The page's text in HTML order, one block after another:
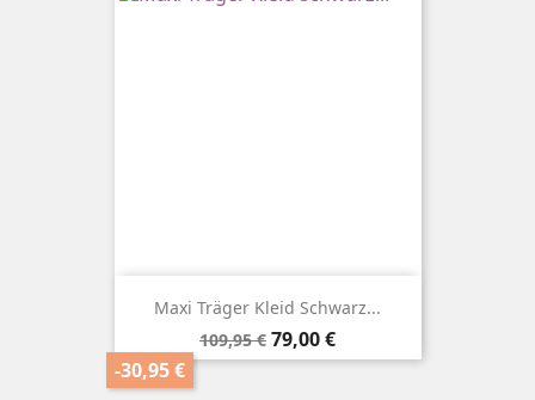
Maxi Träger Kleid Schwarz...
Verkaufspreis
109,95 €
-30,95 €
Preis
79,00 €